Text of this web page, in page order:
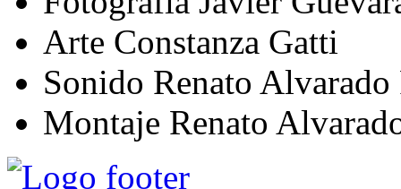
Arte Constanza Gatti
Sonido Renato Alvarado
Montaje Renato